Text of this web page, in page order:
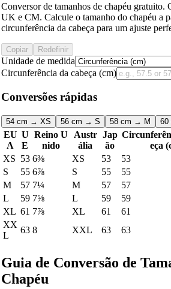
Conversor de tamanhos de chapéu gratuito.
UK e CM. Calcule o tamanho do chapéu a
circunferência da cabeça para um ajuste
Copiar Redefinir
Unidade de medida
Circunferência da cabeça (cm)
Conversões rápidas
54 cm → XS 56 cm → S 58 cm → M
EU
A
U
E
Reino U
nido
Austr
ália
Jap
ão
eça
XS 53 6⅜ XS 53 53
S
55 6⅞ S 55 55
M
57 7¼ M 57 57
L
59 7⅝ L 59 59
XL 61 7⅞ XL 61 61
XX
L
63 8 XXL 63 63
Guia de Conversão de
Chapéu